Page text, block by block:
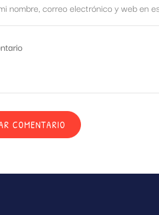
nombre, correo electrónico y web en